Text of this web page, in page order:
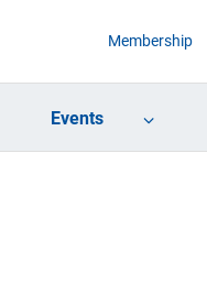
Membership
Events